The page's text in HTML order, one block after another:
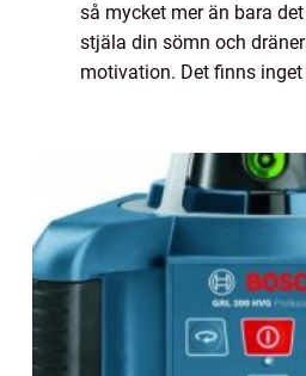
så mycket mer än bara
stjäla din sömn och
motivation. Det finns